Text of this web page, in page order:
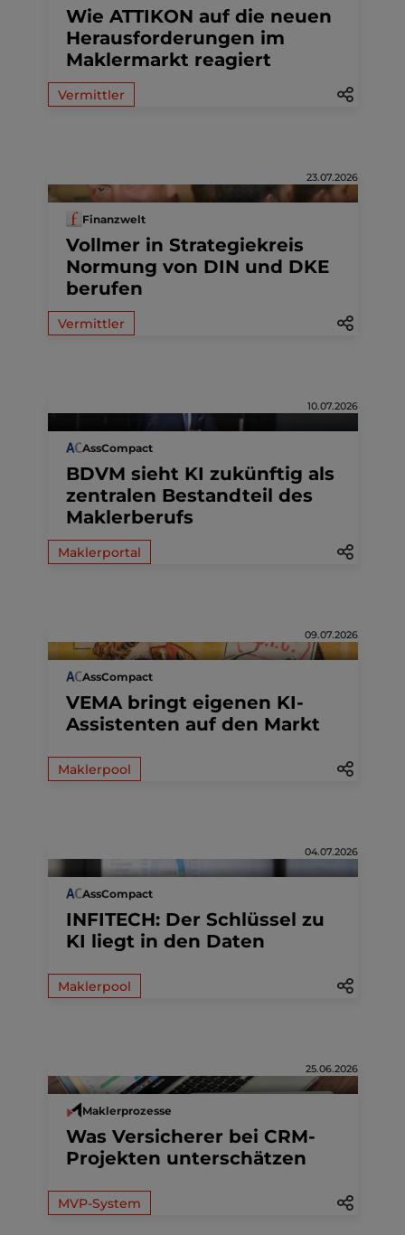
Wie ATTIKON auf die neuen
Herausforderungen im
Maklermarkt reagiert
Vermittler
23.07.2026
Finanzwelt
Vollmer in Strategiekreis
Normung von DIN und DKE
berufen
Vermittler
10.07.2026
AssCompact
BDVM sieht KI zukünftig als
zentralen Bestandteil des
Maklerberufs
Maklerportal
09.07.2026
AssCompact
VEMA bringt eigenen KI-
Assistenten auf den Markt
Maklerpool
04.07.2026
AssCompact
INFITECH: Der Schlüssel zu
KI liegt in den Daten
Maklerpool
25.06.2026
Maklerprozesse
Was Versicherer bei CRM-
Projekten unterschätzen
MVP-System